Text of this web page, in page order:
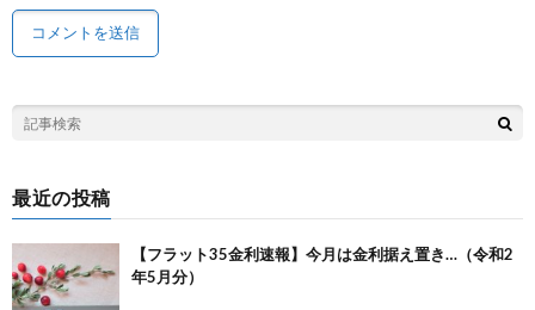
最近の投稿
【フラット35金利速報】今月は金利据え置き…（令和2
年5月分）